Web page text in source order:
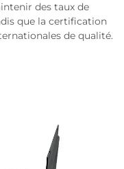
des taux de
que la certification
de qualité.